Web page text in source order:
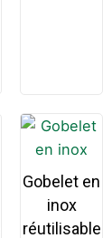
Gobelet en
inox
réutilisable